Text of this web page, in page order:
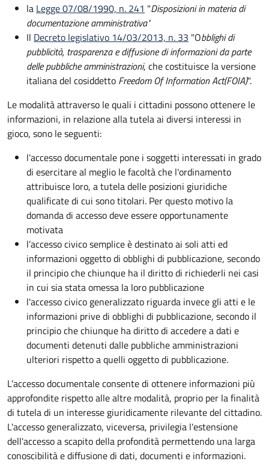
la Legge 07/08/1990, n. 241 "Disposizioni in materia di
documentazione amministrativa"
Il Decreto legislativo 14/03/2013, n. 33 "Obblighi di
pubblicità, trasparenza e diffusione di informazioni da parte
delle pubbliche amministrazioni, che costituisce la versione
italiana del cosiddetto Freedom Of Information Act(FOIA)".
Le modalità attraverso le quali i cittadini possono ottenere le
informazioni, in relazione alla tutela ai diversi interessi in
gioco, sono le seguenti:
l’accesso documentale pone i soggetti interessati in grado
di esercitare al meglio le facoltà che l'ordinamento
attribuisce loro, a tutela delle posizioni giuridiche
qualificate di cui sono titolari. Per questo motivo la
domanda di accesso deve essere opportunamente
motivata
l’accesso civico semplice è destinato ai soli atti ed
informazioni oggetto di obblighi di pubblicazione, secondo
il principio che chiunque ha il diritto di richiederli nei casi
in cui sia stata omessa la loro pubblicazione
l'accesso civico generalizzato riguarda invece gli atti e le
informazioni prive di obblighi di pubblicazione, secondo il
principio che chiunque ha diritto di accedere a dati e
documenti detenuti dalle pubbliche amministrazioni
ulteriori rispetto a quelli oggetto di pubblicazione.
L’accesso documentale consente di ottenere informazioni più
approfondite rispetto alle altre modalità, proprio per la finalità
di tutela di un interesse giuridicamente rilevante del cittadino.
L'accesso generalizzato, viceversa, privilegia l'estensione
dell'accesso a scapito della profondità permettendo una larga
conoscibilità e diffusione di dati, documenti e informazioni.